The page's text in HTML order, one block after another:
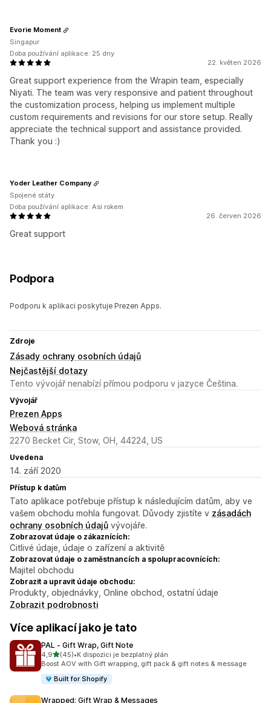
22. květen 2026
Great support experience from the Wrapin team, especially
Niyati. The team was very responsive and patient throughout
the customization process, helping us implement multiple
custom requirements and revisions for our store setup. Really
appreciate the technical support and assistance provided.
Thank you :)
Evorie Moment
Singapur
Doba používání aplikace: 25 dny
26. červen 2026
Great support
Yoder Leather Company
Spojené státy
Doba používání aplikace: Asi rokem
Podpora
Podporu k aplikaci poskytuje Prezen Apps.
Zdroje
Zásady ochrany osobních údajů
Nejčastější dotazy
Tento vývojář nenabízí přímou podporu v jazyce Čeština.
Vývojář
Prezen Apps
Webová stránka
2270 Becket Cir, Stow, OH, 44224, US
Uvedena
14. září 2020
Přístup k datům
Tato aplikace potřebuje přístup k následujícím datům, aby ve
vašem obchodu mohla fungovat. Důvody zjistíte v zásadách
ochrany osobních údajů vývojáře.
Zobrazovat údaje o zákaznících:
Citlivé údaje, údaje o zařízení a aktivitě
Zobrazovat údaje o zaměstnancích a spolupracovnících:
Majitel obchodu
Zobrazit a upravit údaje obchodu:
Produkty, objednávky, Online obchod, ostatní údaje
Zobrazit podrobnosti
Více aplikací jako je tato
PAL ‑ Gift Wrap, Gift Note
4,9z 5 hvězd
(45)
Celkový počet recenzí: 45
•K dispozici je bezplatný plán
Boost AOV with Gift wrapping, gift pack & gift notes & message
Built for Shopify
Wrapped: Gift Wrap & Messages